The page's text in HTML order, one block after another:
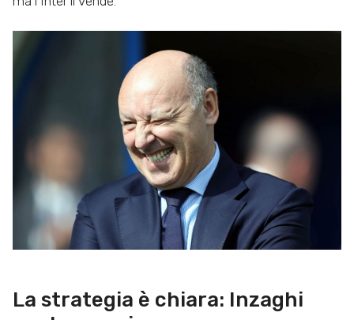
La strategia è chiara: Inzaghi